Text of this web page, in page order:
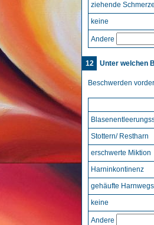
ziehende
keine
Andere
12 Unter welchen
Beschwerden
Stottern/ Restharn
erschwerte Miktion
Harninkontinenz
gehäufte
keine
Andere